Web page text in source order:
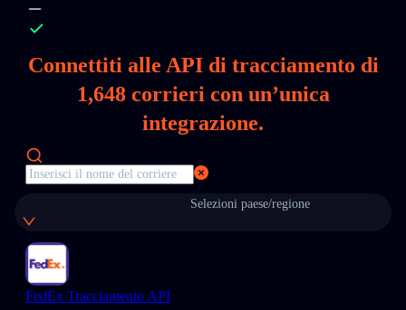
Connettiti alle API di tracciamento di
1,648corrieri con un’unica
integrazione.
Selezioni paese/regione
FedEx Tracciamento API